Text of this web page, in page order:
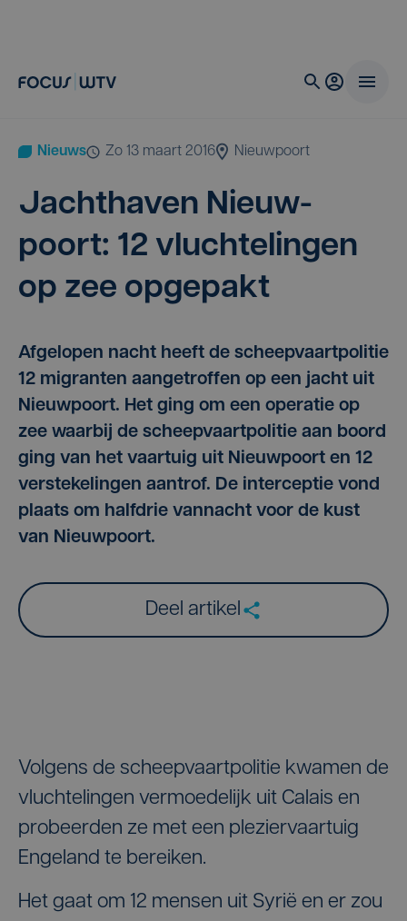
Nieuws zo 13 maart 2016 Nieuwpoort
Jacht­ha­ven Nieuw­
poort: 12 vluch­te­lin­gen
op zee opgepakt
Afgelopen nacht heeft de scheepvaartpolitie
12 migranten aangetroffen op een jacht uit
Nieuwpoort. Het ging om een operatie op
zee waarbij de scheepvaartpolitie aan boord
ging van het vaartuig uit Nieuwpoort en 12
verstekelingen aantrof. De interceptie vond
plaats om halfdrie vannacht voor de kust
van Nieuwpoort.
Deel artikel
Volgens de scheepvaartpolitie kwamen de
vluchtelingen vermoedelijk uit Calais en
probeerden ze met een pleziervaartuig
Engeland te bereiken.
Het gaat om 12 mensen uit Syrië en er zou